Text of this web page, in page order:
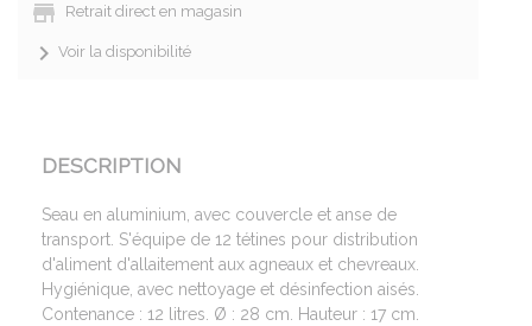
Retrait direct en magasin
Voir la disponibilité
DESCRIPTION
Seau en aluminium, avec couvercle et anse de
transport. S'équipe de 12 tétines pour distribution
d'aliment d'allaitement aux agneaux et chevreaux.
Hygiénique, avec nettoyage et désinfection aisés.
Contenance : 12 litres. Ø : 28 cm. Hauteur : 17 cm.